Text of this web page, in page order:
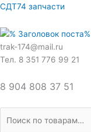
Перейти
содержимому
СДТ74 запчасти
trak-174@mail.ru
Тел. 8 351 776 99 21
8 904 808 37 51
Искать: